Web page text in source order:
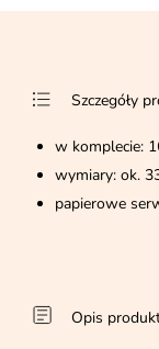
Szczegóły
w komplecie:
wymiary: ok.
papierowe
Opis